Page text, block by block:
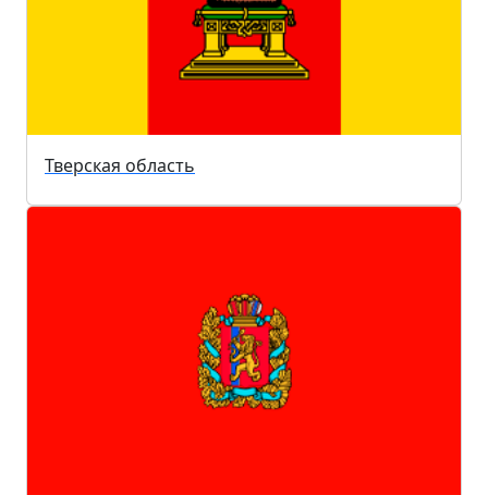
Тверская область